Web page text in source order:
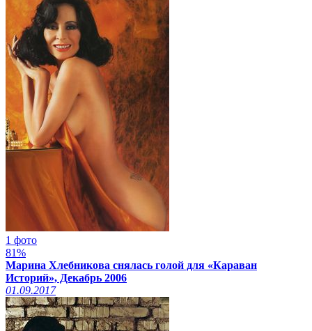
1 фото
81%
Марина Хлебникова снялась голой для «Караван
Историй», Декабрь 2006
01.09.2017